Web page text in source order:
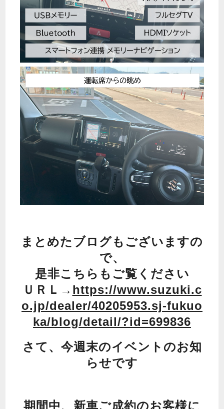
まとめたブログもございますの
で、
是非こちらもご覧ください
ＵＲＬ→ https://www.suzuki.c
o.jp/dealer/40205953.sj-fukuo
ka/blog/detail/?id=699836
さて、今週末のイベントのお知
らせです
期間中、新車ご成約のお客様に